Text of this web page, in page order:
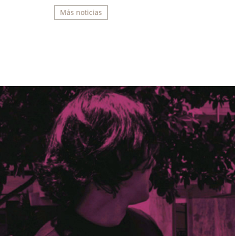
Más noticias